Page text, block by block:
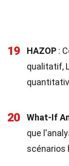
19 HAZOP :
qualitatif,
20 What-If
que
scénarios